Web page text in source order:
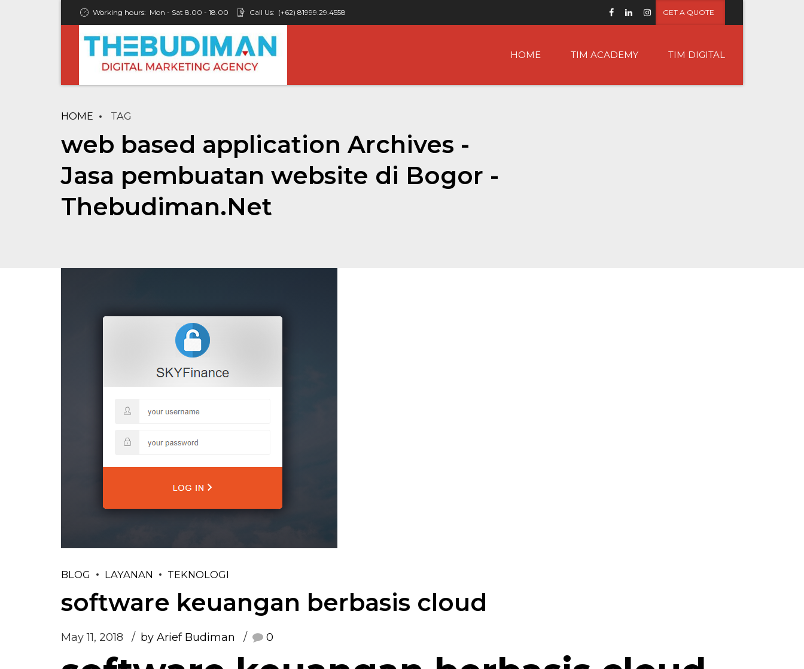
Working hours: Mon - Sat 8.00 - 18.00 Call Us: (+62) 81999.29.4558 GET A QUOTE
HOME TIM ACADEMY TIM DIGITAL
HOME TAG
web based application Archives -
Jasa pembuatan website di Bogor -
Thebudiman.Net
BLOG LAYANAN TEKNOLOGI
software keuangan berbasis cloud
May 11, 2018 by Arief Budiman 0